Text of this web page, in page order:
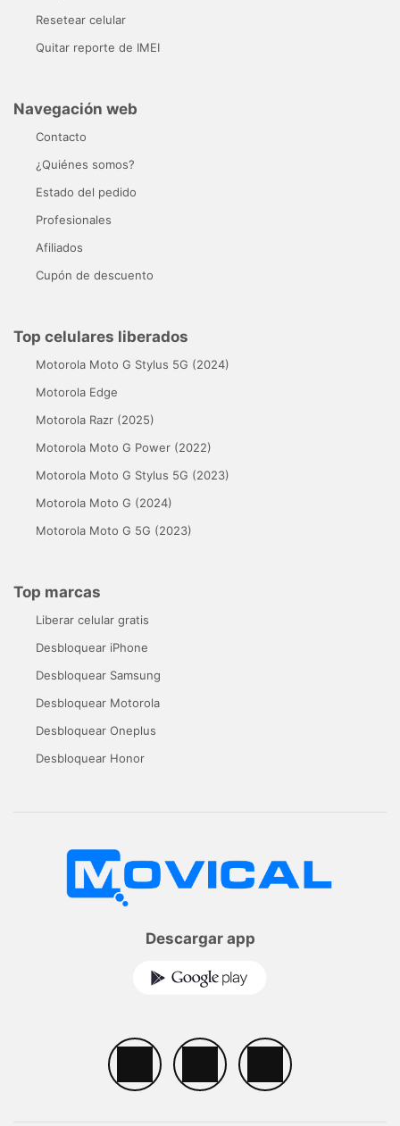
Resetear celular
Quitar reporte de IMEI
Navegación web
Contacto
¿Quiénes somos?
Estado del pedido
Profesionales
Afiliados
Cupón de descuento
Top celulares liberados
Motorola Moto G Stylus 5G (2024)
Motorola Edge
Motorola Razr (2025)
Motorola Moto G Power (2022)
Motorola Moto G Stylus 5G (2023)
Motorola Moto G (2024)
Motorola Moto G 5G (2023)
Top marcas
Liberar celular gratis
Desbloquear iPhone
Desbloquear Samsung
Desbloquear Motorola
Desbloquear Oneplus
Desbloquear Honor
Descargar app